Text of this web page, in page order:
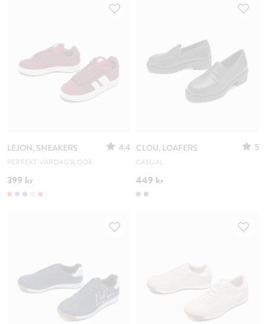
LEJON, SNEAKERS 4.4
PERFEKT VARDAGSLOOK
399 kr
CLOU, LOAFERS 5
CASUAL
449 kr